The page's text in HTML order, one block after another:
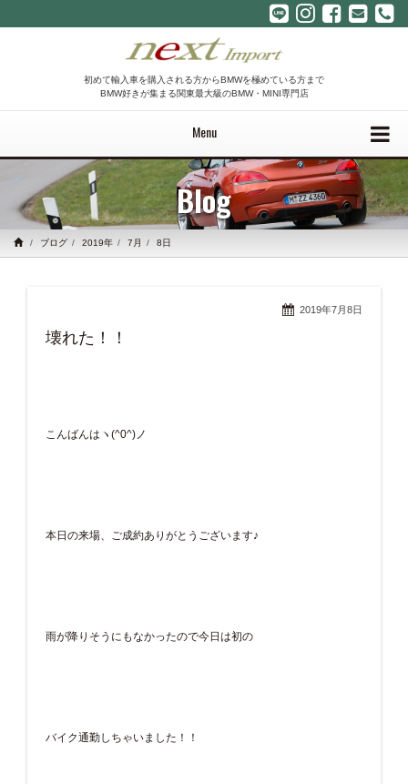
初めて輸入車を購入される方からBMWを極めている方まで
BMW好きが集まる関東最大級のBMW・MINI専門店
Menu
Blog
ブログ 2019年 7月 8日
2019年7月8日
壊れた！！
こんばんはヽ(^0^)ノ
本日の来場、ご成約ありがとうございます♪
雨が降りそうにもなかったので今日は初の
バイク通勤しちゃいました！！